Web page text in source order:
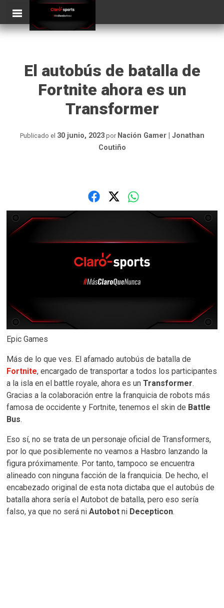
content
ClaroSports
Más Claro que nunca
El autobús de batalla de
Fortnite ahora es un
Transformer
Publicado el 30 junio, 2023por Nación Gamer | Jonathan
Coutiño
Epic Games
Más de lo que ves. El afamado autobús de batalla de
Fortnite, encargado de transportar a todos los participantes
a la isla en el battle royale, ahora es unTransformer.
Gracias a la colaboración entre la franquicia de robots más
famosa de occidente y Fortnite, tenemos el skin de Battle
Bus.
Eso sí, no se trata de un personaje oficial de Transformers,
por lo que posiblemente no veamos a Hasbro lanzando la
figura próximamente. Por tanto, tampoco se encuentra
alineado con ninguna facción de la franquicia. De hecho, el
encabezado original de esta nota dictaba que el autobús de
batalla ahora sería el Autobot de batalla, pero eso sería
falso, ya que no será niAutobotni Decepticon.